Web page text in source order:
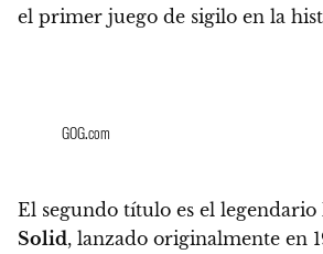
el primer juego de sigilo en la
GOG.com
El segundo título es el legendario
Solid, lanzado originalmente en